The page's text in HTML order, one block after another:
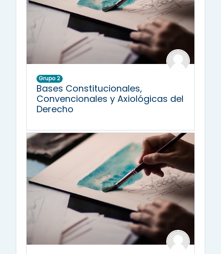
Grupo 2
Bases Constitucionales,
Convencionales y Axiológicas del
Derecho